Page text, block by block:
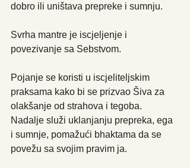
dobro ili uništava prepreke i sumnju.
Svrha mantre je iscjeljenje i
povezivanje sa Sebstvom.
Pojanje se koristi u iscjeliteljskim
praksama kako bi se prizvao Šiva za
olakšanje od strahova i tegoba.
Nadalje služi uklanjanju prepreka, ega
i sumnje, pomažući bhaktama da se
povežu sa svojim pravim ja.